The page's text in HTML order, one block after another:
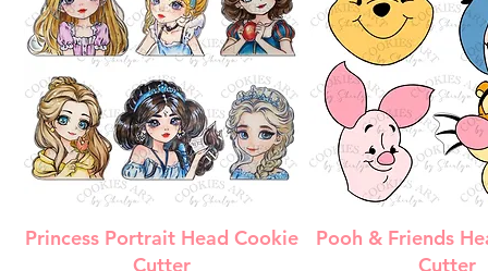
Vista rápida
Princess Portrait Head Cookie
Cutter
Vista
Pooh & Friends
Cutter